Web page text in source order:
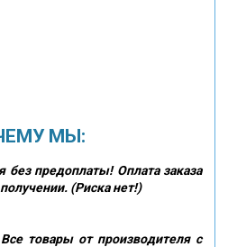
МЫ:
без предоплаты! Оплата заказа
(Риска нет!)
товары от производителя с